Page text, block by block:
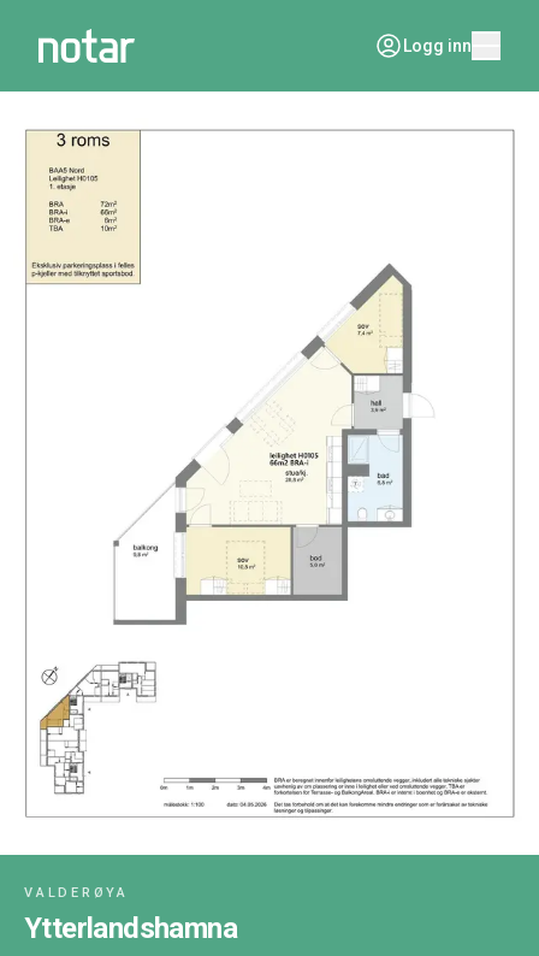
Logg inn
VALDERØYA
Ytterlandshamna